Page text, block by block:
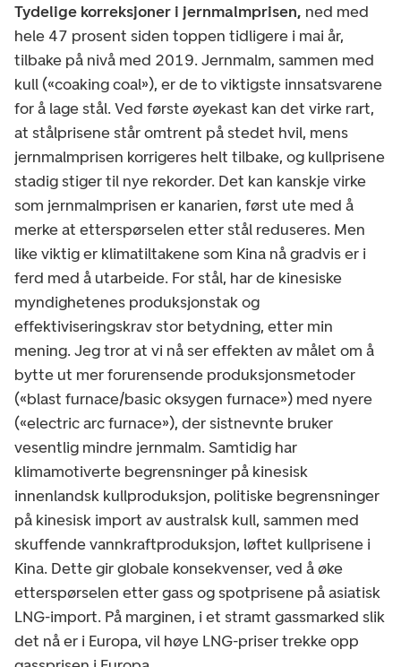
Tydelige korreksjoner i jernmalmprisen, ned med
hele 47 prosent siden toppen tidligere i mai år,
tilbake på nivå med 2019. Jernmalm, sammen med
kull («coaking coal»), er de to viktigste innsatsvarene
for å lage stål. Ved første øyekast kan det virke rart,
at stålprisene står omtrent på stedet hvil, mens
jernmalmprisen korrigeres helt tilbake, og kullprisene
stadig stiger til nye rekorder. Det kan kanskje virke
som jernmalmprisen er kanarien, først ute med å
merke at etterspørselen etter stål reduseres. Men
like viktig er klimatiltakene som Kina nå gradvis er i
ferd med å utarbeide. For stål, har de kinesiske
myndighetenes produksjonstak og
effektiviseringskrav stor betydning, etter min
mening. Jeg tror at vi nå ser effekten av målet om å
bytte ut mer forurensende produksjonsmetoder
(«blast furnace/basic oksygen furnace») med nyere
(«electric arc furnace»), der sistnevnte bruker
vesentlig mindre jernmalm. Samtidig har
klimamotiverte begrensninger på kinesisk
innenlandsk kullproduksjon, politiske begrensninger
på kinesisk import av australsk kull, sammen med
skuffende vannkraftproduksjon, løftet kullprisene i
Kina. Dette gir globale konsekvenser, ved å øke
etterspørselen etter gass og spotprisene på asiatisk
LNG-import. På marginen, i et stramt gassmarked slik
det nå er i Europa, vil høye LNG-priser trekke opp